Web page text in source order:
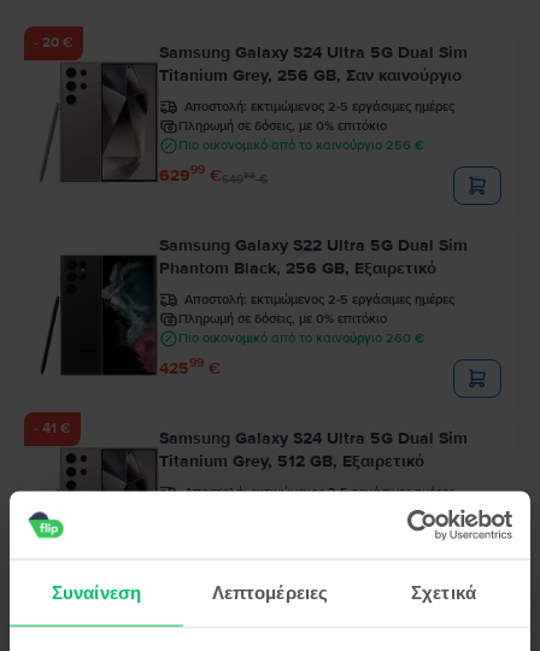
Συναίνεση Λεπτομέρειες Σχετικά
- 20 €
Samsung Galaxy S24 Ultra 5G Dual Sim
Titanium Grey, 256 GB, Σαν καινούργιο
Αποστολή: εκτιμώμενος 2-5 εργάσιμες ημέρες
Πληρωμή σε δόσεις, με 0% επιτόκιο
Πιο οικονομικό από το καινούργιο 256 €
62999 €64999€
Samsung Galaxy S22 Ultra 5G Dual Sim
Phantom Black, 256 GB, Εξαιρετικό
Αποστολή: εκτιμώμενος 2-5 εργάσιμες ημέρες
Πληρωμή σε δόσεις, με 0% επιτόκιο
Πιο οικονομικό από το καινούργιο 260 €
42599 €
- 41 €
Samsung Galaxy S24 Ultra 5G Dual Sim
Titanium Grey, 512 GB, Εξαιρετικό
Αποστολή: εκτιμώμενος 2-5 εργάσιμες ημέρες
Πιο οικονομικό από το καινούργιο 328 €